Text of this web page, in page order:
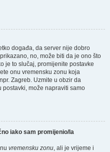
događa, da server nije dobro
no, može biti da je ono što
je to slučaj, promijenite postavke
onu vremensku zonu koja
Zagreb. Uzmite u obzir da
može napraviti samo
iako sam promijenio/la
vremensku zonu, ali je vrijeme i